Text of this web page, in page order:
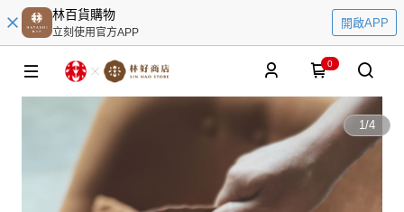
林百貨購物
立刻使用官方APP
開啟APP
0
1/4